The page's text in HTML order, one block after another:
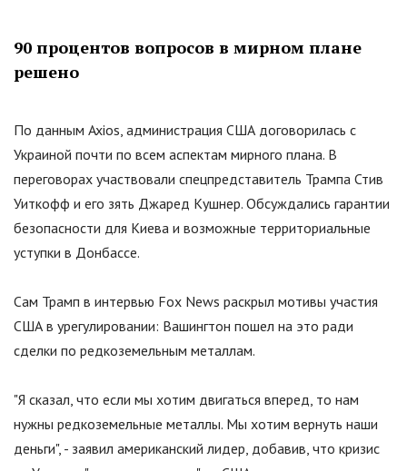
90 процентов вопросов в мирном плане
решено
По данным Axios, администрация США договорилась с
Украиной почти по всем аспектам мирного плана. В
переговорах участвовали спецпредставитель Трампа Стив
Уиткофф и его зять Джаред Кушнер. Обсуждались гарантии
безопасности для Киева и возможные территориальные
уступки в Донбассе.
Сам Трамп в интервью Fox News раскрыл мотивы участия
США в урегулировании: Вашингтон пошел на это ради
сделки по редкоземельным металлам.
"Я сказал, что если мы хотим двигаться вперед, то нам
нужны редкоземельные металлы. Мы хотим вернуть наши
деньги", - заявил американский лидер, добавив, что кризис